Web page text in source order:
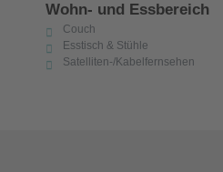
Wohn- und Essbereich
Couch
Esstisch & Stühle
Satelliten-/Kabelfernsehen